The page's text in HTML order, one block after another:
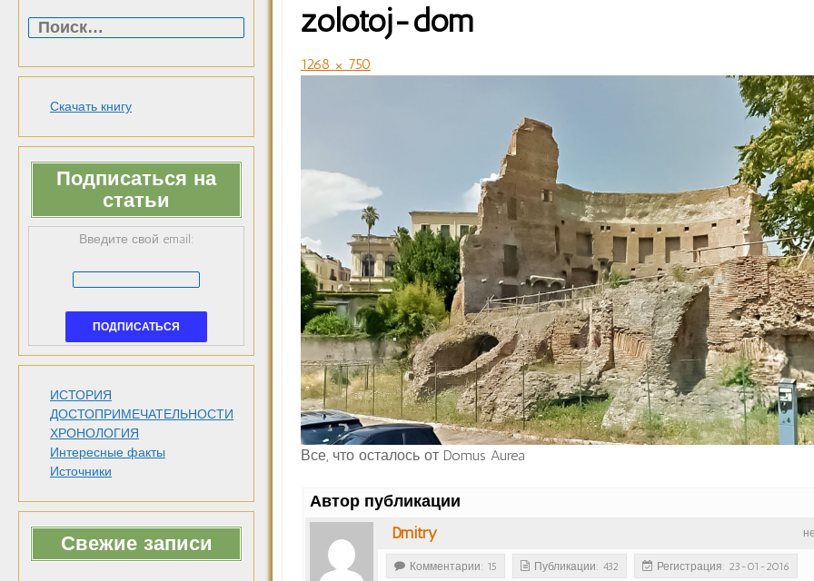
Скачать книгу
Подписаться на
статьи
Введите свой email:
ИСТОРИЯ
ДОСТОПРИМЕЧАТЕЛЬНОСТИ
ХРОНОЛОГИЯ
Интересные факты
Источники
Свежие записи
zolotoj-dom
1268 × 750
Все, что осталось от Domus Aurea
Автор публикации
Dmitry
Комментарии: 15 Публикации: 432 Регистрация: 23-01-2016